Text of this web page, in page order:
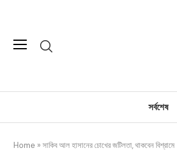
সর্বশেষ
Home » সাকিব আল হাসানের চোখের জটিলতা, থাকবেন বিশ্রামে